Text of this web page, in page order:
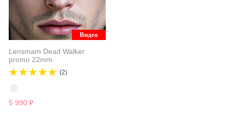
Видео
Lensmam Dead Walker
promo 22mm
(2)
5 990 ₽